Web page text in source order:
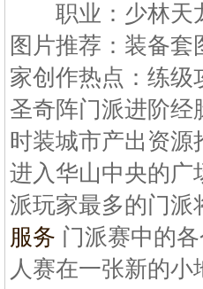
职业：少林天龙
图片推荐：装备
家创作热点：练级
圣奇阵门派进阶经
时装城市产出资源
进入华山中央的广
派玩家最多的门派
服务 门派赛中的
人赛在一张新的